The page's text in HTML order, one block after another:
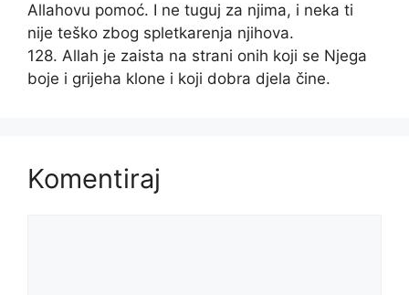
Allahovu pomoć. I ne tuguj za njima, i neka ti
nije teško zbog spletkarenja njihova.
128. Allah je zaista na strani onih koji se Njega
boje i grijeha klone i koji dobra djela čine.
Komentiraj